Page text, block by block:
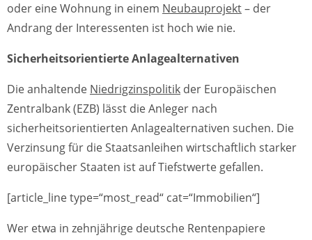
oder eine Wohnung in einem Neubauprojekt– der
Andrang der Interessenten ist hoch wie nie.
Sicherheitsorientierte Anlagealternativen
Die anhaltende Niedrigzinspolitik der Europäischen
Zentralbank (EZB) lässt die Anleger nach
sicherheitsorientierten Anlagealternativen suchen. Die
Verzinsung für die Staatsanleihen wirtschaftlich starker
europäischer Staaten ist auf Tiefstwerte gefallen.
[article_line type=“most_read“ cat=“Immobilien“]
Wer etwa in zehnjährige deutsche Rentenpapiere